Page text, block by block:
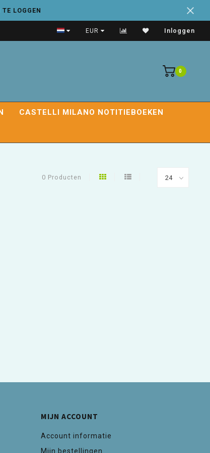
LOGGEN
Handige adresboeken
EUR Inloggen
0
CASTELLI MILANO NOTITIEBOEKEN
0 Producten
MIJN ACCOUNT
Account informatie
Mijn bestellingen